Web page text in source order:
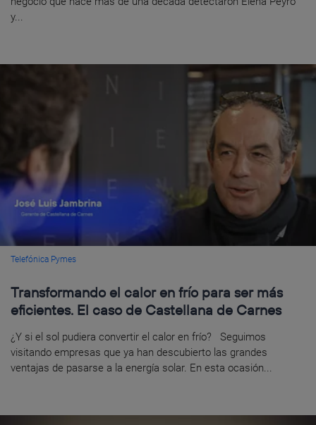
y...
Telefónica Pymes
Transformando el calor en frío para ser más
eficientes. El caso de Castellana de Carnes
¿Y si el sol pudiera convertir el calor en frío? Seguimos
visitando empresas que ya han descubierto las grandes
ventajas de pasarse a la energía solar. En esta ocasión...